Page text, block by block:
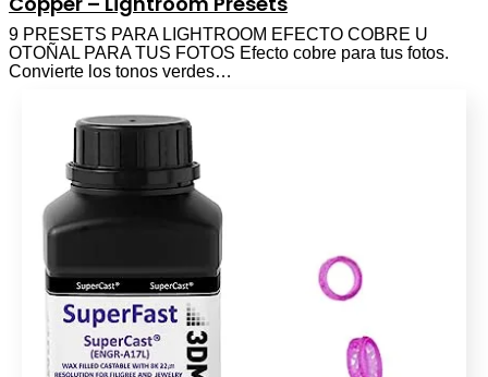
9 PRESETS PARA LIGHTROOM EFECTO COBRE U
OTOÑAL PARA TUS FOTOS Efecto cobre para tus fotos.
Convierte los tonos verdes…